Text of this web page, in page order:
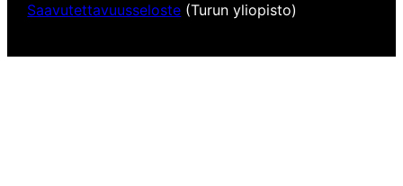
Saavutettavuusseloste (Turun yliopisto)